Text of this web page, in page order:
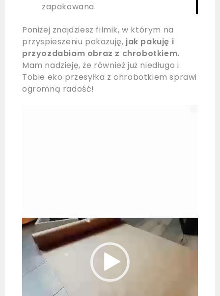
zapakowana.
Poniżej znajdziesz filmik, w którym na
przyspieszeniu pokazuję, jak pakuję i
przyozdabiam obraz z chrobotkiem.
Mam nadzieję, że również już niedługo i
Tobie eko przesyłka z chrobotkiem sprawi
ogromną radość!